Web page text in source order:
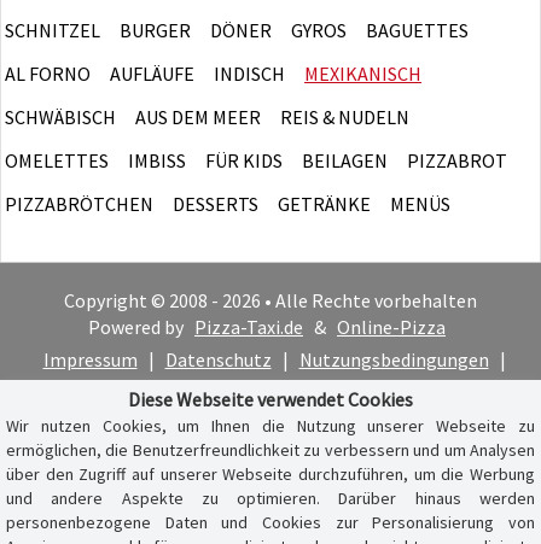
SCHNITZEL
BURGER DÖNER GYROS
BAGUETTES
AL FORNO
AUFLÄUFE INDISCH
MEXIKANISCH
SCHWÄBISCH
AUS DEM MEER
REIS & NUDELN
OMELETTES
IMBISS FÜR KIDS BEILAGEN
PIZZABROT
PIZZABRÖTCHEN
DESSERTS GETRÄNKE MENÜS
Copyright © 2008 - 2026 • Alle Rechte vorbehalten
Powered by Pizza-Taxi.de & Online-Pizza
Impressum | Datenschutz | Nutzungsbedingungen |
Cookie-Hinweis
Diese Webseite verwendet Cookies
Wir nutzen Cookies, um Ihnen die Nutzung unserer Webseite zu
ermöglichen, die Benutzerfreundlichkeit zu verbessern und um Analysen
über den Zugriff auf unserer Webseite durchzuführen, um die Werbung
und andere Aspekte zu optimieren. Darüber hinaus werden
personenbezogene Daten und Cookies zur Personalisierung von